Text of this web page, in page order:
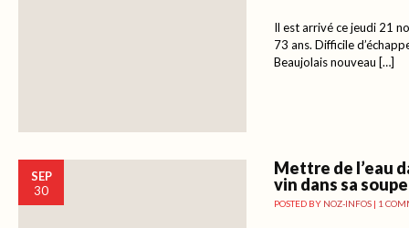
Il est arrivé ce jeudi 21
73 ans. Difficile
Beaujolais nouveau […]
SEP
30
Mettre de l’eau
vin dans sa
POSTED BY NOZ-INFOS | 1